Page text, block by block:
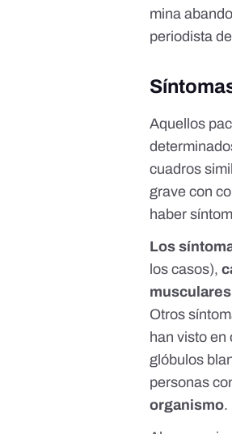
mina
periodista
Aquellos
cuadros
grave con
haber
Los
los casos),
musculares
Otros
han visto en
glóbulos
personas
organismo.